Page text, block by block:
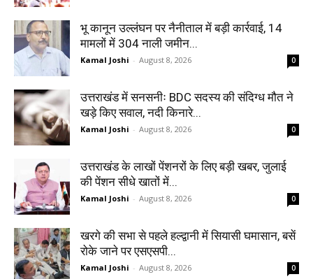
भू कानून उल्लंघन पर नैनीताल में बड़ी कार्रवाई, 14
मामलों में 304 नाली जमीन...
Kamal Joshi - August 8, 2026 0
उत्तराखंड में सनसनीः BDC सदस्य की संदिग्ध मौत ने
खड़े किए सवाल, नदी किनारे...
Kamal Joshi - August 8, 2026 0
उत्तराखंड के लाखों पेंशनरों के लिए बड़ी खबर, जुलाई
की पेंशन सीधे खातों में...
Kamal Joshi - August 8, 2026 0
खरगे की सभा से पहले हल्द्वानी में सियासी घमासान, बसें
रोके जाने पर एसएसपी...
Kamal Joshi - August 8, 2026 0